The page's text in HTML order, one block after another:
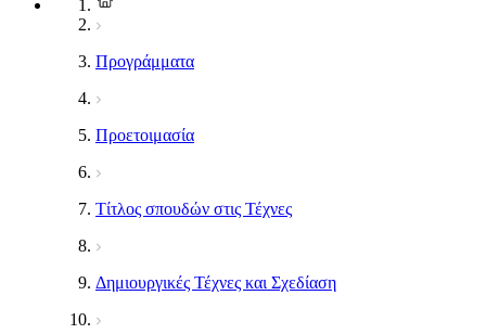
Προγράμματα
Προετοιμασία
Τίτλος σπουδών στις Τέχνες
Δημιουργικές Τέχνες και Σχεδίαση